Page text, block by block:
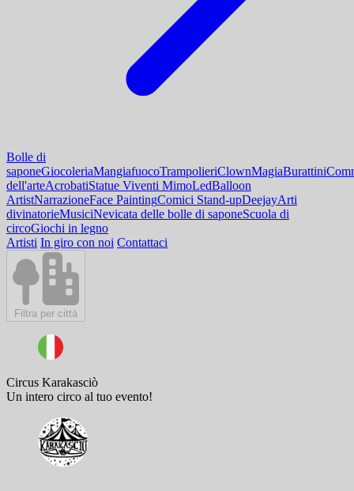
Bolle di
saponeGiocoleriaMangiafuocoTrampolieriClownMagiaBurattini
dell'arteAcrobatiStatue Viventi MimoLedBalloon
ArtistNarrazioneFace PaintingComici Stand-upDeejayArti
divinatorieMusiciNevicata delle bolle di saponeScuola di
circoGiochi in legno
Artisti In giro con noi Contattaci
Filtra per città
Circus Karakasciò
Un intero circo al tuo evento!